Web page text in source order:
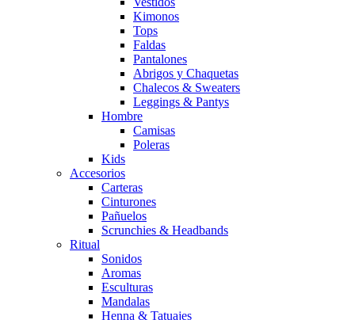
Kimonos
Tops
Faldas
Pantalones
Abrigos y Chaquetas
Chalecos & Sweaters
Leggings & Pantys
Hombre
Camisas
Poleras
Kids
Accesorios
Carteras
Cinturones
Pañuelos
Scrunchies & Headbands
Ritual
Sonidos
Aromas
Esculturas
Mandalas
Henna & Tatuajes